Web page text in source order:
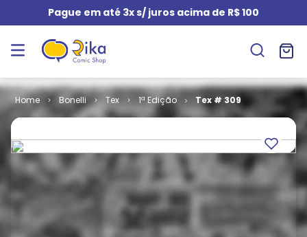
Pague em até 3x s/ juros acima de R$ 100
Bonelli Tex 1ª Edição Tex # 309